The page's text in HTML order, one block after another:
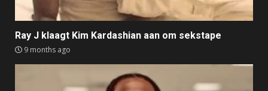
Ray J klaagt Kim Kardashian aan om sekstape
9 months ago